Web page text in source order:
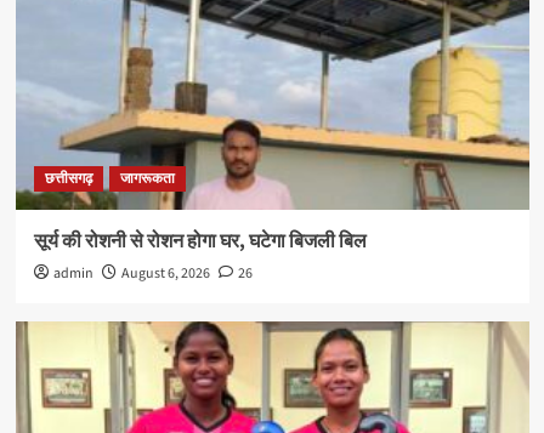
छत्तीसगढ़ जागरूकता
सूर्य की रोशनी से रोशन होगा घर, घटेगा बिजली बिल
admin August 6, 2026 26